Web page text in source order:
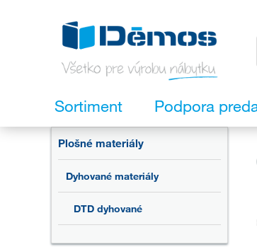
Sortiment Podpora
Plošné materiály
Dyhované materiály
DTD dyhované